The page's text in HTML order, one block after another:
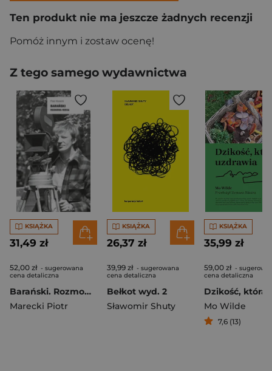
Ten produkt nie ma jeszcze żadnych recenzji
Pomóż innym i zostaw ocenę!
Z tego samego wydawnictwa
KSIĄŻKA
31,49 zł
52,00 zł - sugerowana
cena detaliczna
Barański. Rozmowa-rzeka
Marecki Piotr
KSIĄŻKA
26,37 zł
39,99 zł - sugerowana
cena detaliczna
Bełkot wyd. 2
Sławomir Shuty
KSIĄŻKA
35,99 zł
59,00 zł -
cena detaliczna
Mo Wilde
7,6 (13)